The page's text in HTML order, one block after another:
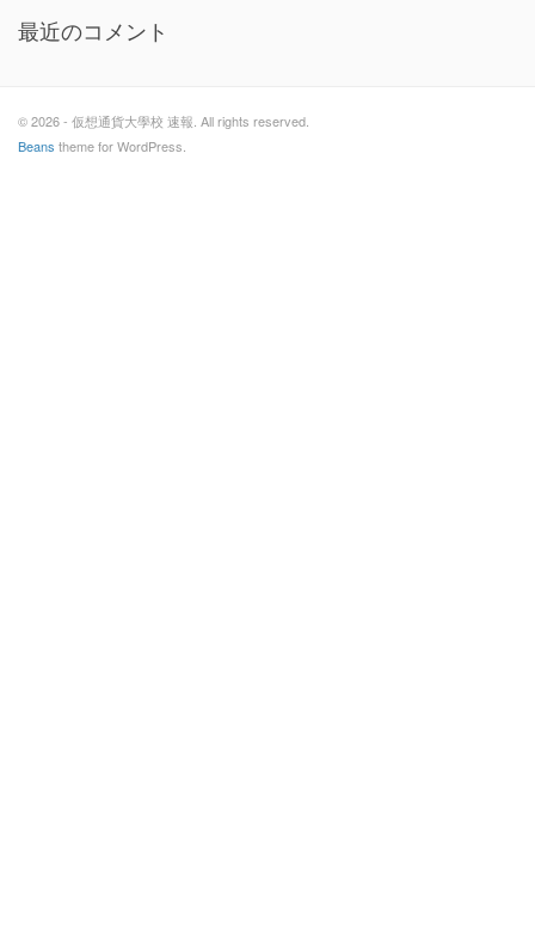
最近のコメント
© 2026 - 仮想通貨大學校 速報. All rights reserved.
Beans theme for WordPress.